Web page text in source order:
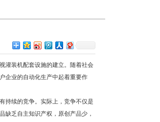
灌装机配套设施的建立。随着社会
企业的自动化生产中起着重要作
续的竞争。实际上，竞争不仅是
缺乏自主知识产权，原创产品少，